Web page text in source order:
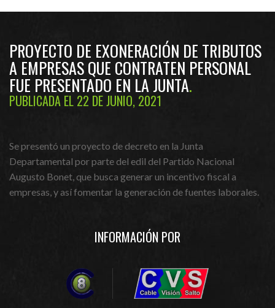
PROYECTO DE EXONERACIÓN DE TRIBUTOS
A EMPRESAS QUE CONTRATEN PERSONAL
FUE PRESENTADO EN LA JUNTA
PUBLICADA EL 22 DE JUNIO, 2021
Se presentó un proyecto de decreto en la Junta
Departamental por parte del edil del Partido Nacional
Augusto Bonet, que busca generar un incentivo fiscal a
empresas, y así fomentar la generación de fuentes laborales.
INFORMACIÓN POR